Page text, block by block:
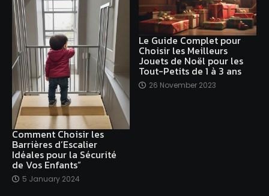
Comment Choisir les
Barrières d’Escalier
Idéales pour la Sécurité
de Vos Enfants”
5 January 2024
Le Guide Complet pour
Choisir les Meilleurs
Jouets de Noël pour les
Tout-Petits de 1 à 3 ans
26 November 2023